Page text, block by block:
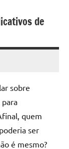
de
sobre
quem
ser
é mesmo?